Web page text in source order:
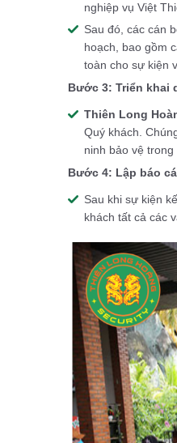
nghiệp vụ Việt
Sau đó, các cán
hoạch, bao gồm
toàn cho sự kiện
Bước 3: Triển khai
Thiên Long
Quý khách.
ninh bảo vệ
Bước 4: Lập báo
Sau khi sự kiện
khách tất cả các